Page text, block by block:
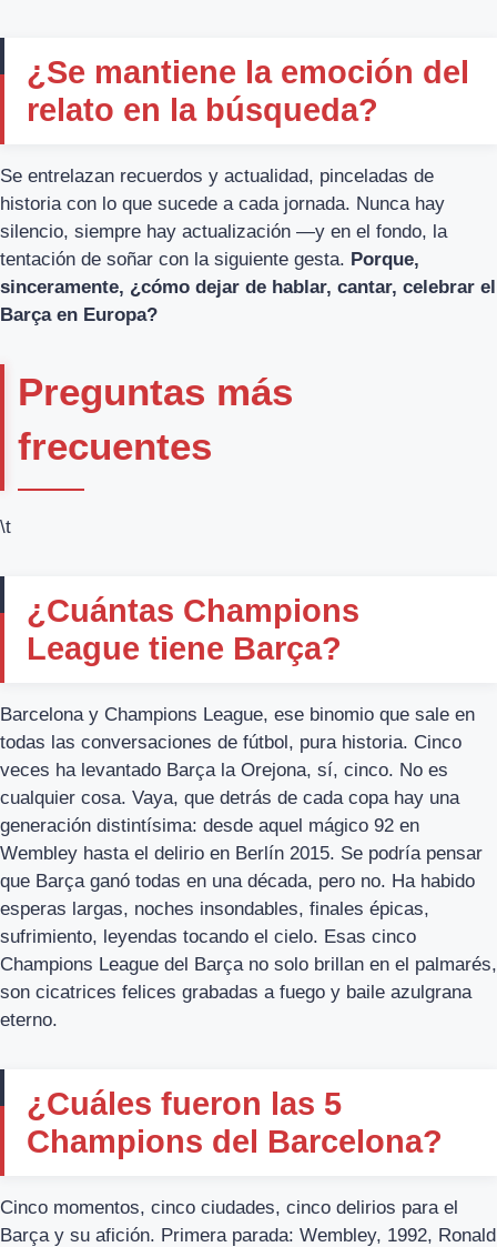
¿Se mantiene la emoción del
relato en la búsqueda?
Se entrelazan recuerdos y actualidad, pinceladas de
historia con lo que sucede a cada jornada. Nunca hay
silencio, siempre hay actualización —y en el fondo, la
tentación de soñar con la siguiente gesta. Porque,
sinceramente, ¿cómo dejar de hablar, cantar, celebrar el
Barça en Europa?
Preguntas más
frecuentes
\t
¿Cuántas Champions
League tiene Barça?
Barcelona y Champions League, ese binomio que sale en
todas las conversaciones de fútbol, pura historia. Cinco
veces ha levantado Barça la Orejona, sí, cinco. No es
cualquier cosa. Vaya, que detrás de cada copa hay una
generación distintísima: desde aquel mágico 92 en
Wembley hasta el delirio en Berlín 2015. Se podría pensar
que Barça ganó todas en una década, pero no. Ha habido
esperas largas, noches insondables, finales épicas,
sufrimiento, leyendas tocando el cielo. Esas cinco
Champions League del Barça no solo brillan en el palmarés,
son cicatrices felices grabadas a fuego y baile azulgrana
eterno.
¿Cuáles fueron las 5
Champions del Barcelona?
Cinco momentos, cinco ciudades, cinco delirios para el
Barça y su afición. Primera parada: Wembley, 1992, Ronald